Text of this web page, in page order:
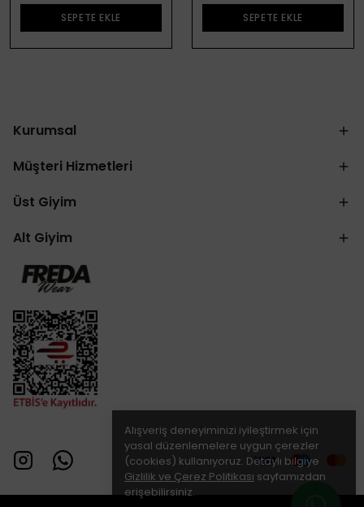
Alışveriş deneyiminizi iyileştirmek için
yasal düzenlemelere uygun çerezler
(cookies) kullanıyoruz. Detaylı bilgiye
Gizlilik ve Çerez Politikası sayfamızdan
erişebilirsiniz.
SEPETE EKLE SEPETE EKLE
Kurumsal
Müşteri Hizmetleri
Üst Giyim
Alt Giyim